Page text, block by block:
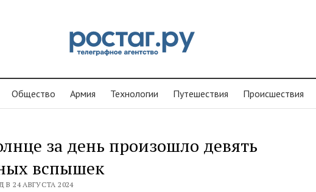
Общество Армия Технологии Путешествия Проиcшествия
за день произошло девять
вспышек
В 24 АВГУСТА 2024